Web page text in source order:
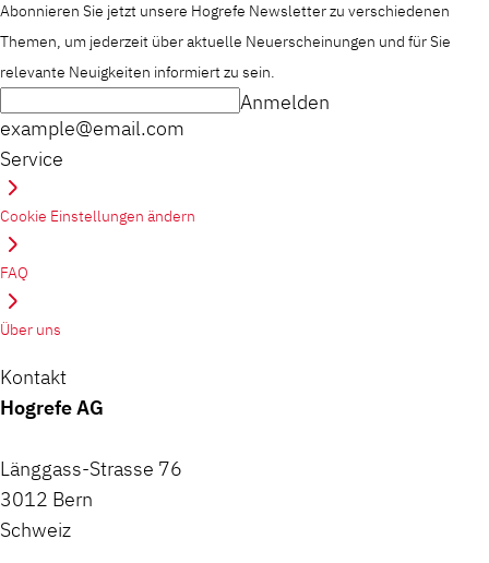
Abonnieren Sie jetzt unsere Hogrefe Newsletter zu verschiedenen
Themen, um jederzeit über aktuelle Neuerscheinungen und für Sie
relevante Neuigkeiten informiert zu sein.
example@email.com
Anmelden
Service
Cookie Einstellungen ändern
FAQ
Über uns
Kontakt
Hogrefe AG
Länggass-Strasse 76
3012 Bern
Schweiz